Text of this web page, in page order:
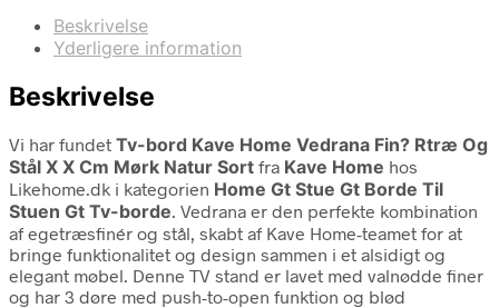
Beskrivelse
Yderligere information
Beskrivelse
Vi har fundet Tv-bord Kave Home Vedrana Fin? Rtræ Og
Stål X X Cm Mørk Natur Sort fra Kave Home hos
Likehome.dk i kategorien Home Gt Stue Gt Borde Til
Stuen Gt Tv-borde. Vedrana er den perfekte kombination
af egetræsfinér og stål, skabt af Kave Home-teamet for at
bringe funktionalitet og design sammen i et alsidigt og
elegant møbel. Denne TV stand er lavet med valnødde finer
og har 3 døre med push-to-open funktion og blød